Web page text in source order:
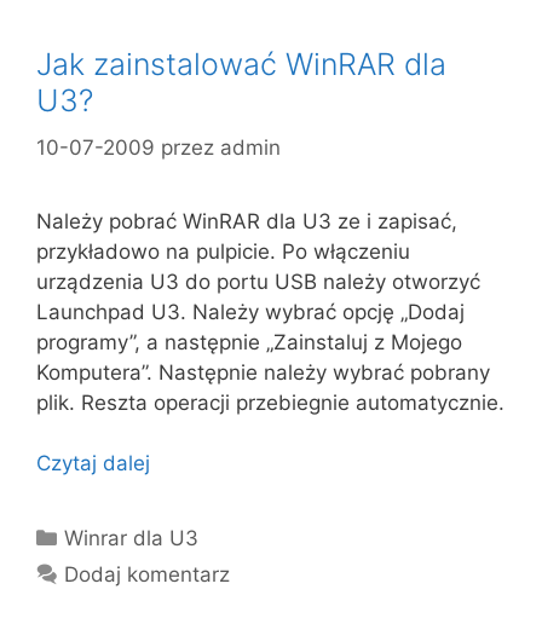
Jak zainstalować WinRAR dla
U3?
10-07-2009 przez admin
Należy pobrać WinRAR dla U3 ze i zapisać,
przykładowo na pulpicie. Po włączeniu
urządzenia U3 do portu USB należy otworzyć
Launchpad U3. Należy wybrać opcję „Dodaj
programy”, a następnie „Zainstaluj z Mojego
Komputera”. Następnie należy wybrać pobrany
plik. Reszta operacji przebiegnie automatycznie.
Czytaj dalej
Kategorie
Winrar dla U3
Dodaj komentarz